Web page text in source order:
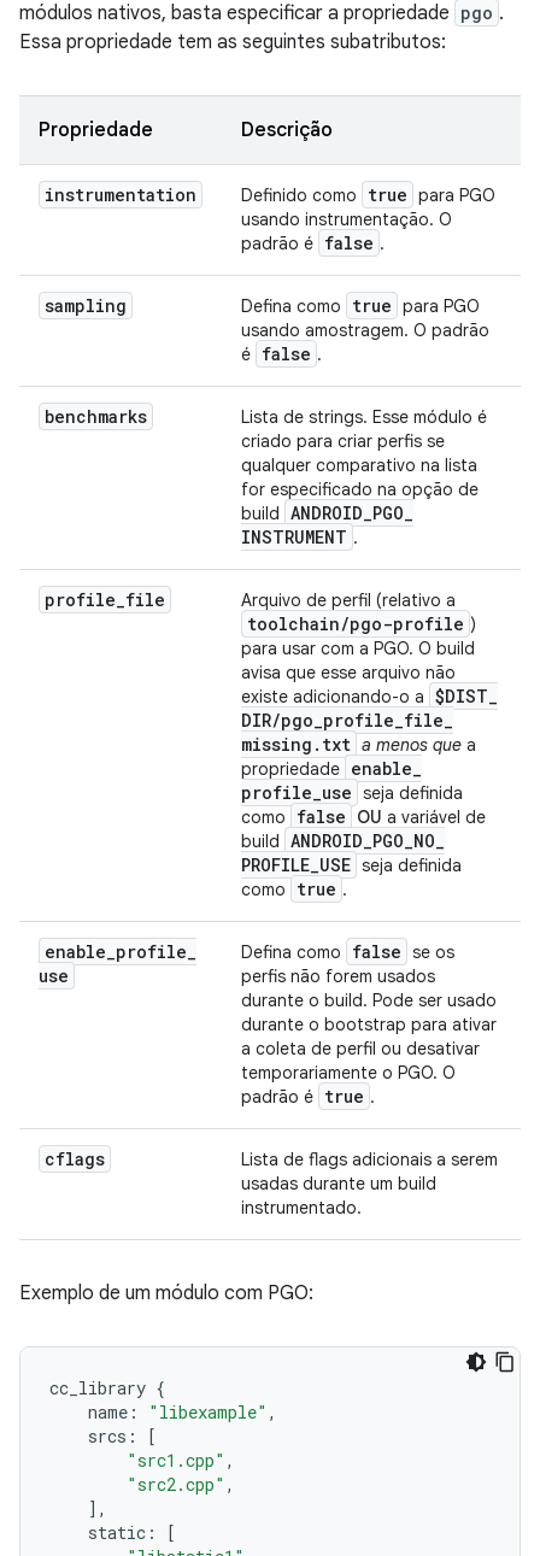
módulos nativos, basta especificar a propriedade pgo .
Essa propriedade tem as seguintes subatributos:
Propriedade Descrição
instrumentation Definido como true para PGO
usando instrumentação. O
padrão é false .
sampling Defina como true para PGO
usando amostragem. O padrão
é false .
benchmarks
Lista de strings. Esse módulo é
criado para criar perfis se
qualquer comparativo na lista
for especificado na opção de
build ANDROID_PGO_
INSTRUMENT .
profile_file Arquivo de perfil (relativo a
toolchain/pgo-profile )
para usar com a PGO. O build
avisa que esse arquivo não
existe adicionando-o a $DIST_
DIR/pgo_profile_file_
missing . txt a menos que a
propriedade enable_
profile_use seja definida
como
false OU a variável de
build ANDROID_PGO_NO_
PROFILE_USE seja definida
como
true .
enable_profile_
use
Defina como false se os
perfis não forem usados
durante o build. Pode ser usado
durante o bootstrap para ativar
a coleta de perfil ou desativar
temporariamente o PGO. O
padrão é true .
cflags
Lista de flags adicionais a serem
usadas durante um build
instrumentado.
Exemplo de um módulo com PGO:
cc_library {
name : "libexample" ,
srcs :
[
"src1.cpp" ,
"src2.cpp" ,
],
static :
[